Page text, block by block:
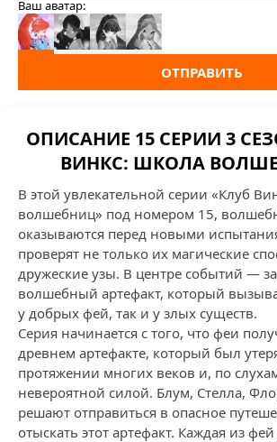
Ваш аватар:
ОТПРАВИТЬ
ОПИСАНИЕ 15 СЕРИИ 3
ВИНКС: ШКОЛА
В этой увлекательной серии «Клуб
волшебниц» под номером 15,
оказываются перед новыми
проверят не только их магические
дружеские узы. В центре событий —
волшебный артефакт, который
у добрых фей, так и у злых существ.
Серия начинается с того, что феи
древнем артефакте, который был
протяжении многих веков и, по
невероятной силой. Блум, Стелла,
решают отправиться в опасное
отыскать этот артефакт. Каждая из